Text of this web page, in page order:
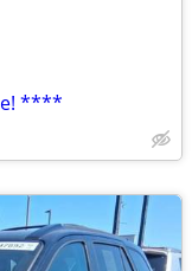
****